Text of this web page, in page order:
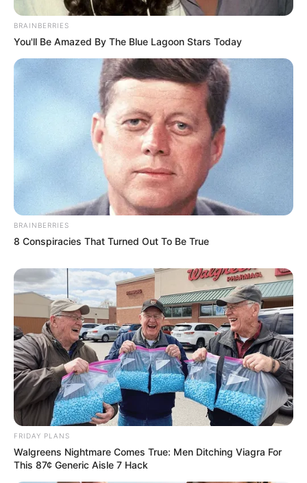
BRAINBERRIES
You'll Be Amazed By The Blue Lagoon Stars Today
BRAINBERRIES
8 Conspiracies That Turned Out To Be True
FRIDAY PLANS
Walgreens Nightmare Comes True: Men Ditching Viagra For
This 87¢ Generic Aisle 7 Hack